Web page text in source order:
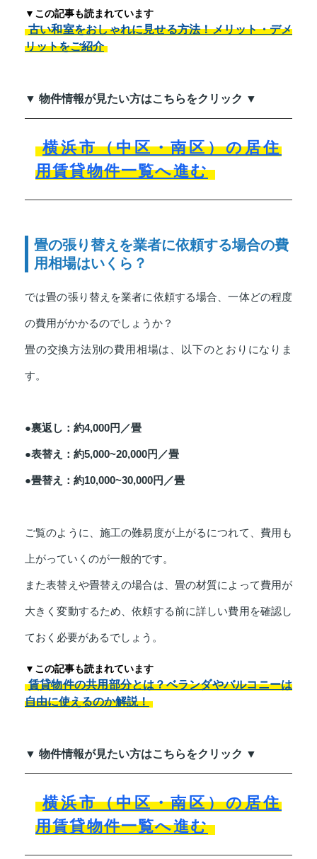
▼この記事も読まれています
古い和室をおしゃれに見せる方法！メリット・デメ
リットをご紹介
▼ 物件情報が見たい方はこちらをクリック ▼
横浜市（中区・南区）の居住
用賃貸物件一覧へ進む
畳の張り替えを業者に依頼する場合の費
用相場はいくら？
では畳の張り替えを業者に依頼する場合、一体どの程度
の費用がかかるのでしょうか？
畳の交換方法別の費用相場は、以下のとおりになりま
す。
●裏返し：約4,000円／畳
●表替え：約5,000~20,000円／畳
●畳替え：約10,000~30,000円／畳
ご覧のように、施工の難易度が上がるにつれて、費用も
上がっていくのが一般的です。
また表替えや畳替えの場合は、畳の材質によって費用が
大きく変動するため、依頼する前に詳しい費用を確認し
ておく必要があるでしょう。
▼この記事も読まれています
賃貸物件の共用部分とは？ベランダやバルコニーは
自由に使えるのか解説！
▼ 物件情報が見たい方はこちらをクリック ▼
横浜市（中区・南区）の居住
用賃貸物件一覧へ進む